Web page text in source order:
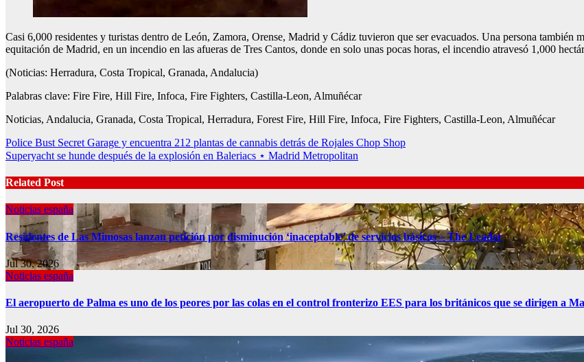
Casi 6,000 residentes y turistas dentro de León, Zamora, Orense, Madrid y Cádiz tuvieron que ser evacuados. Una persona también
equitación de Madrid, en un incendio en las afueras de Tres Cantos, donde en solo unas pocas horas, el incendio atravesó 1,000
(Noticias: Herradura, Costa Tropical, Granada, Andalucia)
Palabras clave: Fire Fire, Hill Fire, Infoca, Fire Fighters, Castilla-Leon, Almuñécar
Noticias, Andalucia, Granada, Costa Tropical, Herradura, Forest Fire, Hill Fire, Infoca, Fire Fighters, Castilla-Leon, Almuñécar
Post
navigation
Police Bust Secret Garage y encuentra 212 plantas de cannabis detrás de Rojales Chop Shop
Superyacht se hunde después de la explosión en Baleriacs ⋆ Madrid Metropolitan
Related Post
Noticias españa
Residentes de Las Mimosas lanzan petición por disminución ‘inaceptable’ de servicios básicos – The Leader
Jul 30, 2026
Noticias españa
El aeropuerto de Palma es uno de los peores por las colas en el control fronterizo EES para los británicos que se dirigen a
Jul 30, 2026
Noticias españa